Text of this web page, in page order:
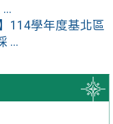
114學年度基北區
...